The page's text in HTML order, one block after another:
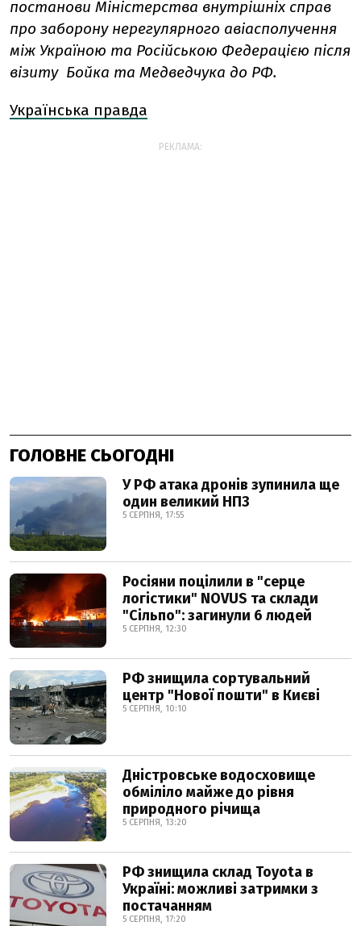
постанови Міністерства внутрішніх справ
про заборону нерегулярного авіасполучення
між Україною та Російською Федерацією після
візиту Бойка та Медведчука до РФ.
Українська правда
РЕКЛАМА:
ГОЛОВНЕ СЬОГОДНІ
У РФ атака дронів зупинила ще
один великий НПЗ
5 СЕРПНЯ, 17:55
Росіяни поцілили в "серце
логістики" NOVUS та склади
"Сільпо": загинули 6 людей
5 СЕРПНЯ, 12:30
РФ знищила сортувальний
центр "Нової пошти" в Києві
5 СЕРПНЯ, 10:10
Дністровське водосховище
обміліло майже до рівня
природного річища
5 СЕРПНЯ, 13:20
РФ знищила склад Toyota в
Україні: можливі затримки з
постачанням
5 СЕРПНЯ, 17:20